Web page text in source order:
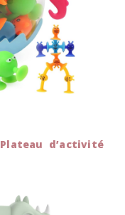
Plateau d’activité